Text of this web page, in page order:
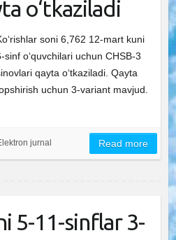
o‘tkaziladi
soni 6,762 12-mart kuni
sinf o‘quvchilari uchun CHSB-3
qayta o‘tkaziladi. Qayta
uchun 3-variant mavjud.
jurnal Read more
5-11-sinflar 3-